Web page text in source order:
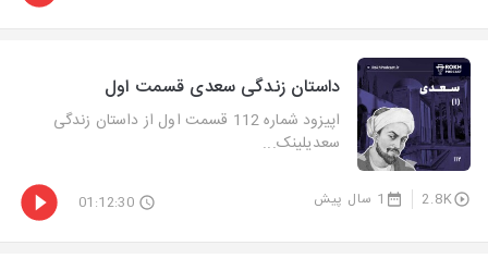
داستان زندگی سعدی قسمت اول
اپیزود شماره 112 قسمت اول از داستان زندگی
سعدیلینک...
2.8K 1 سال پیش 01:12:30